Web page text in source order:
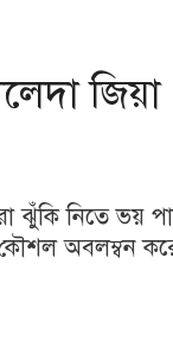
জিয়া
ঝুঁকি নিতে ভয়
অবলম্বন